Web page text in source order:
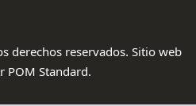
derechos reservados. Sitio web
POM Standard.